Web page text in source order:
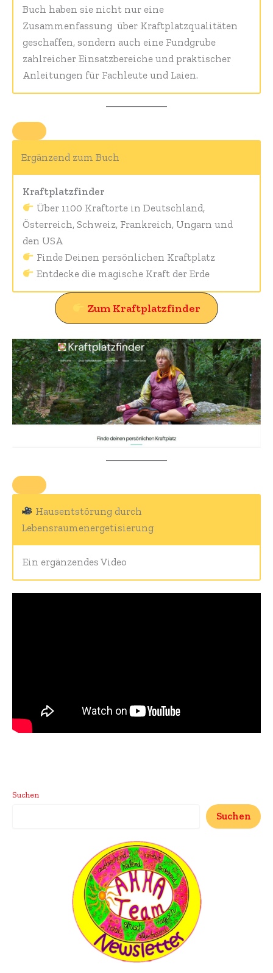
Buch haben sie nicht nur eine
Zusammenfassung über Kraftplatzqualitäten
geschaffen, sondern auch eine Fundgrube
zahlreicher Einsatzbereiche und praktischer
Anleitungen für Fachleute und Laien.
Ergänzend zum Buch
Kraftplatzfinder
Über 1100 Kraftorte in Deutschland,
Österreich, Schweiz, Frankreich, Ungarn und
den USA
Finde Deinen persönlichen Kraftplatz
Entdecke die magische Kraft der Erde
Zum Kraftplatzfinder
Hausentstörung durch
Lebensraumenergetisierung
Ein ergänzendes Video
Suchen
Suchen